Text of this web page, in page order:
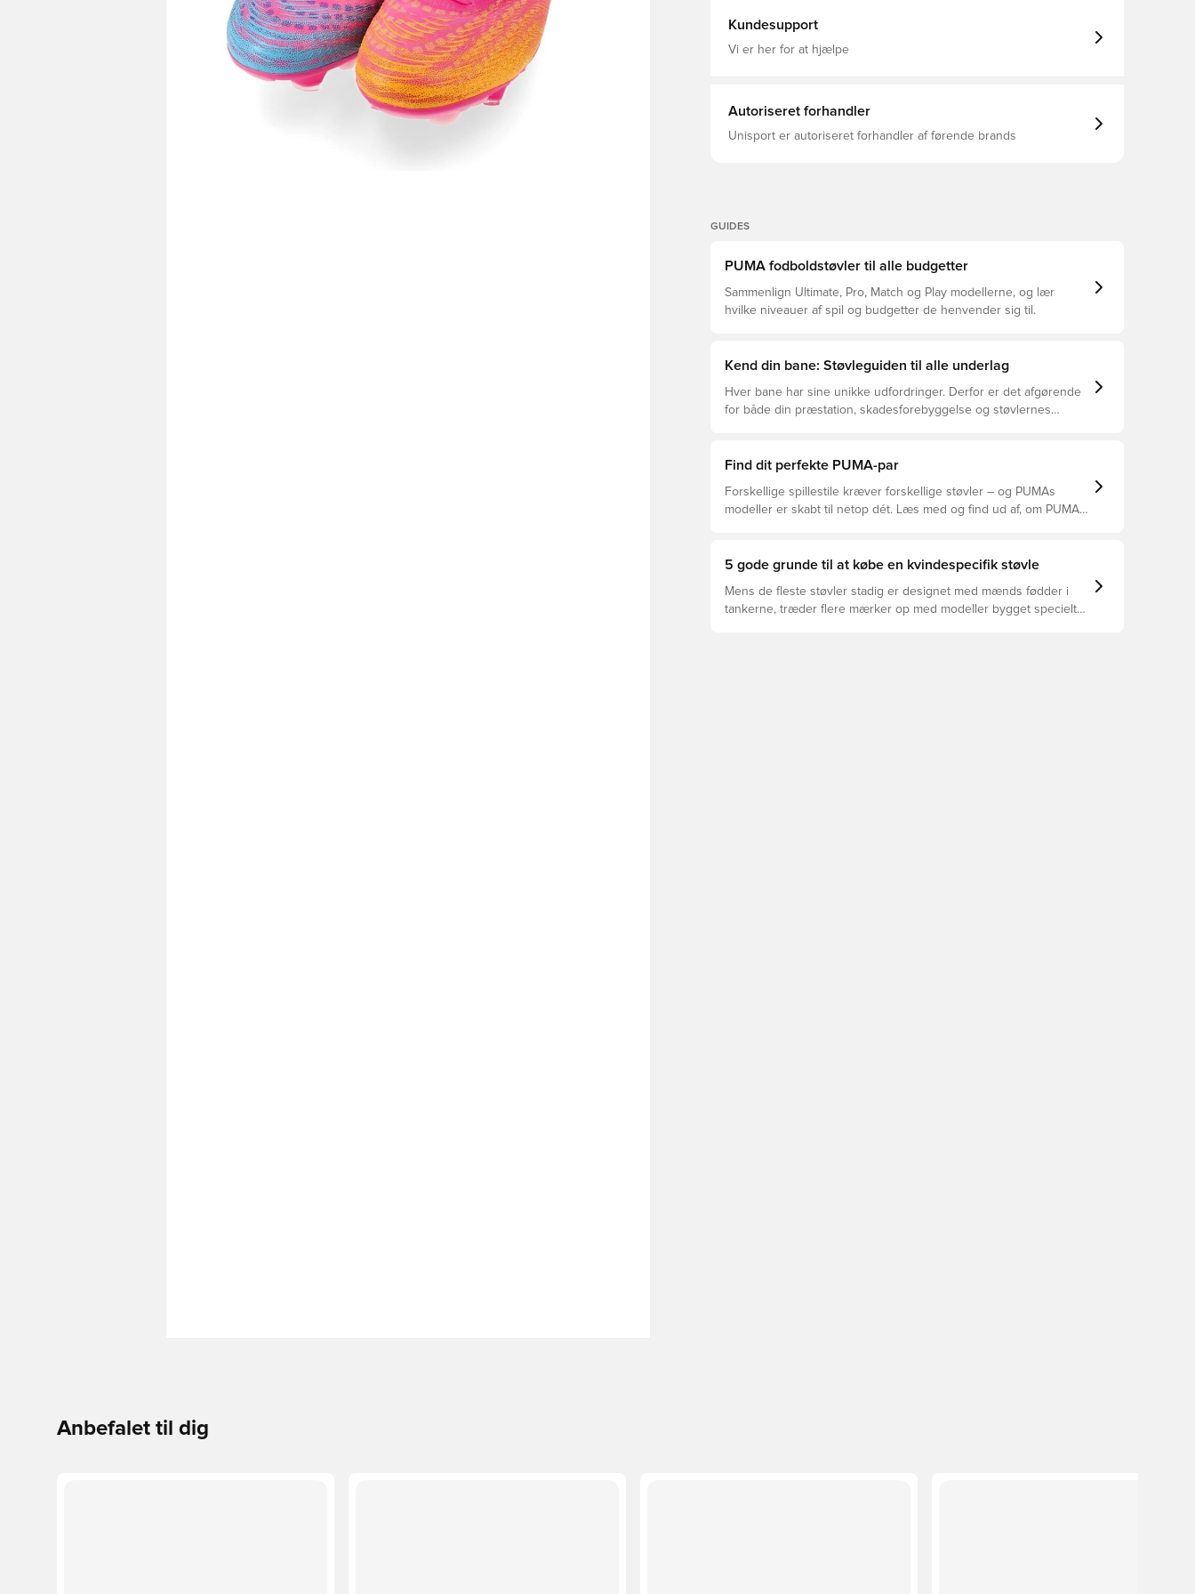
og placering omkring omdrejningspunktet muliggør ubegrænset
360-graders bevægelse, hvilket tillader eksplosive retningsskift -
Overdelen er fremstillet af mindst 20% genanvendte materialer
Kundesupport
Vi er her for at hjælpe
Autoriseret forhandler
Unisport er autoriseret forhandler af førende brands
GUIDES
PUMA fodboldstøvler til alle budgetter
Sammenlign Ultimate, Pro, Match og Play modellerne, og lær
hvilke niveauer af spil og budgetter de henvender sig til.
Kend din bane: Støvleguiden til alle underlag
Hver bane har sine unikke udfordringer. Derfor er det afgørende
for både din præstation, skadesforebyggelse og støvlernes
forskellige typer underlag.
Find dit perfekte PUMA-par
Forskellige spillestile kræver forskellige støvler – og PUMAs
modeller er skabt til netop dét. Læs med og find ud af, om PUMA
5 gode grunde til at købe en kvindespecifik støvle
Mens de fleste støvler stadig er designet med mænds fødder i
tankerne, træder flere mærker op med modeller bygget specielt
Anbefalet til dig